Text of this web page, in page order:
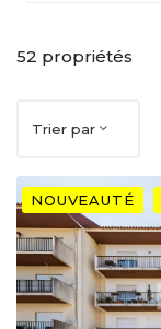
52 propriétés
Trier par
NOUVEAUTÉ